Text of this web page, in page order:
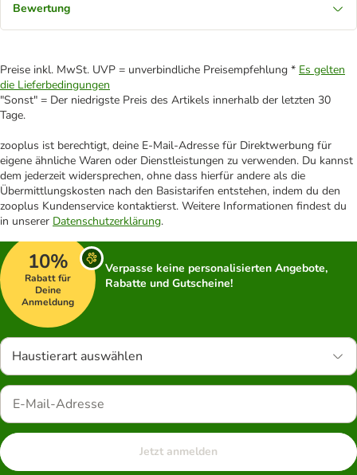
Bewertung
Preise inkl. MwSt. UVP = unverbindliche Preisempfehlung * Es gelten
die Lieferbedingungen
"Sonst" = Der niedrigste Preis des Artikels innerhalb der letzten 30
Tage.
zooplus ist berechtigt, deine E-Mail-Adresse für Direktwerbung für
eigene ähnliche Waren oder Dienstleistungen zu verwenden. Du kannst
dem jederzeit widersprechen, ohne dass hierfür andere als die
Übermittlungskosten nach den Basistarifen entstehen, indem du den
zooplus Kundenservice kontaktierst. Weitere Informationen findest du
in unserer Datenschutzerklärung.
10%
Rabatt für
Deine
Anmeldung
Verpasse keine personalisierten Angebote,
Rabatte und Gutscheine!
Haustierart auswählen
Jetzt anmelden